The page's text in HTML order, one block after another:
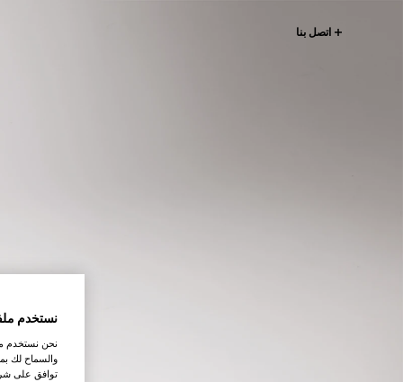
اتصل بنا
نستخدم
نحن نستخدم
والسماح لك
توافق على